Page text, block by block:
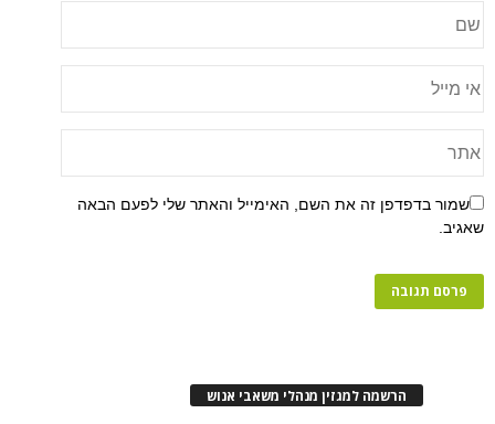
שמור בדפדפן זה את השם, האימייל והאתר שלי לפעם הבאה
שאגיב.
הרשמה למגזין מנהלי משאבי אנוש